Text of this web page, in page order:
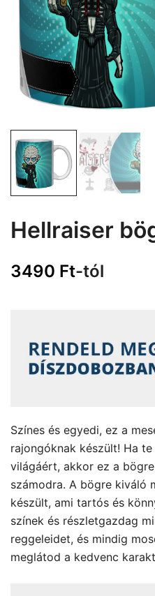
Hellraiser
3490 Ft-tól
Színes és egyedi, ez a
rajongóknak készült! Ha
világáért, akkor ez a
számodra. A bögre kiváló
készült, ami tartós és
színek és részletgazdag
reggeleidet, és mindig
meglátod a kedvenc